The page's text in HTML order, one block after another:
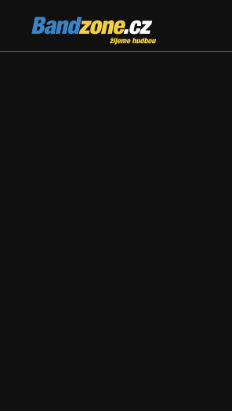
Bandzone.cz
žijeme hudbou